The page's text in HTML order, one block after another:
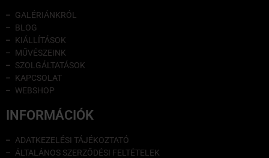
GALÉRIÁNKRÓL
BLOG
KIÁLLÍTÁSOK
MŰVÉSZEINK
SZOLGÁLTATÁSOK
KAPCSOLAT
WEBSHOP
INFORMÁCIÓK
ADATKEZELÉSI TÁJÉKOZTATÓ
ÁLTALÁNOS SZERZŐDÉSI FELTÉTELEK